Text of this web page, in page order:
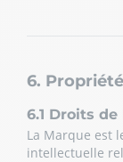
6.
6.1 Droits
La Marque est
intellectuelle